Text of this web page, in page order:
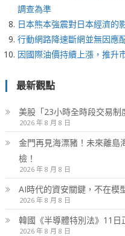
調查為準
日本熊本強震對日本經濟的
行動網路降速斷網並無因應
因國際油價持續上漲，推升
最新觀點
美股「23小時全時段交易制
2026 年 8 月 8 日
金門再見海漂豬！未來離島
檢！
2026 年 8 月 8 日
AI時代的資安關鍵，不在模
2026 年 8 月 8 日
韓國《半導體特別法》11
2026 年 8 月 8 日